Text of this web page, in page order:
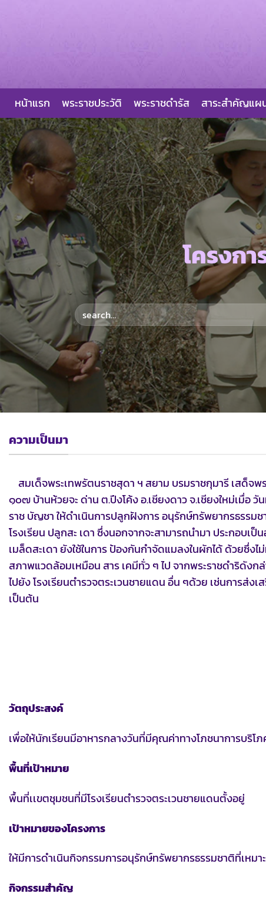
หน้าแรก พระราชประวัติ พระราชดำรัส สาระสำคัญแ
โครงก
ความเป็นมา
สมเด็จพระเทพรัตนราชสุดา ฯ สยาม บรมราชกุมารี เสด็จพ
๑๐๗ บ้านห้วยจะ ด่าน ต.ปึงโค้ง อ.เชียงดาว จ.เชียงใหม่เมื่อ
ราช บัญชา ให้ดำเนินการปลูกฝังการ อนุรักษ์ทรัพยากรธรรมช
โรงเรียน ปลูกสะ เดา ซึ่งนอกจากจะสามารถนำมา ประกอบเป็
เมล็ดสะเดา ยังใช้ในการ ป้องกันกำจัดแมลงในผักได้ ด้วยซึ่ง
สภาพแวดล้อมเหมือน สาร เคมีทั่ว ๆ ไป จากพระราชดำริดังก
ไปยัง โรงเรียนตำรวจตระเวนชายแดน อื่น ๆด้วย เช่นการส่ง
เป็นต้น
วัตถุประสงค์
เพื่อให้นักเรียนมีอาหารกลางวันที่มีคุณค่าทางโภชนาการบริ
พื้นที่เป้าหมาย
พื้นที่เเขตชุมชนที่มีโรงเรียนตำรวจตระเวนชายแดนตั้งอยู่
เป้าหมายของโครงการ
ให้มีการดำเนินกิจกรรมการอนุรักษ์ทรัพยากรธรรมชาติที่เห
กิจกรรมสำคัญ